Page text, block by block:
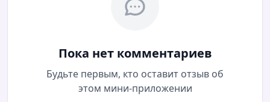
Пока нет комментариев
Будьте первым, кто оставит отзыв об
этом мини-приложении